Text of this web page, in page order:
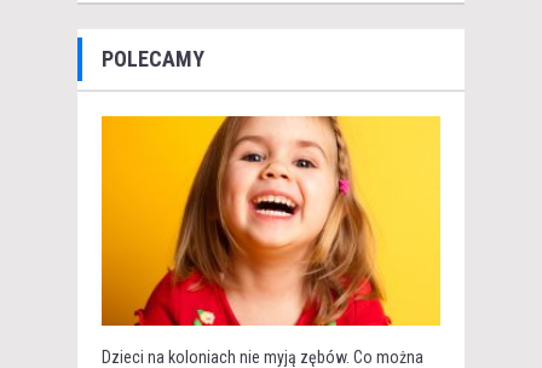
POLECAMY
Dzieci na koloniach nie myją zębów. Co można